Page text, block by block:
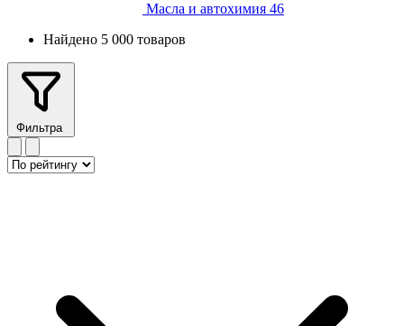
Масла и автохимия 46
Найдено 5 000 товаров
Фильтра